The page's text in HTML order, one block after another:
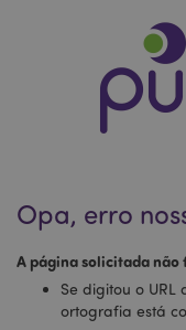
Opa, erro
A página solicitada
Se digitou o
ortografia está